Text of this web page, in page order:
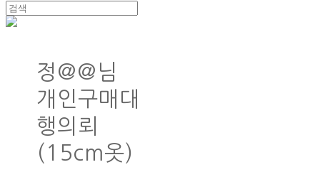
정@@님
개인구매대
행의뢰
(15cm옷)